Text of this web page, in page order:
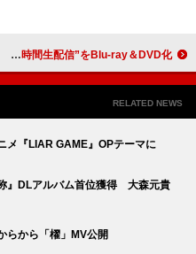
M!LK、結成11周年記念“爆裂11時間生配信”をBlu-ray＆DVD化
RELATED NEWS
メ『LIAR GAME』OPテーマに
』DLアルバム首位獲得 大森元貴
らから「櫂」MV公開